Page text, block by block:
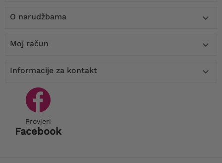
O narudžbama 
Moj račun 
Informacije za kontakt 
Provjeri
Facebook